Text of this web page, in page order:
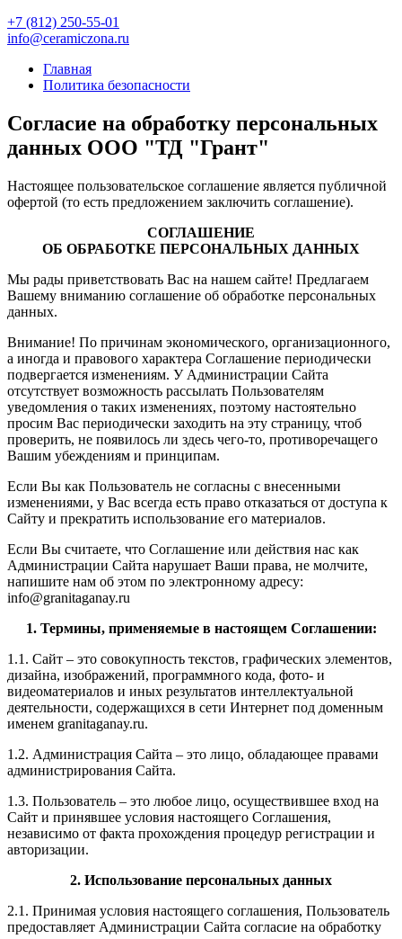
+7 (812) 250-55-01
info@ceramiczona.ru
Главная
Политика безопасности
Согласие на обработку персональных
данных ООО "ТД "Грант"
Настоящее пользовательское соглашение является публичной
офертой (то есть предложением заключить соглашение).
СОГЛАШЕНИЕ
ОБ ОБРАБОТКЕ ПЕРСОНАЛЬНЫХ ДАННЫХ
Мы рады приветствовать Вас на нашем сайте! Предлагаем
Вашему вниманию соглашение об обработке персональных
данных.
Внимание! По причинам экономического, организационного,
а иногда и правового характера Соглашение периодически
подвергается изменениям. У Администрации Сайта
отсутствует возможность рассылать Пользователям
уведомления о таких изменениях, поэтому настоятельно
просим Вас периодически заходить на эту страницу, чтоб
проверить, не появилось ли здесь чего-то, противоречащего
Вашим убеждениям и принципам.
Если Вы как Пользователь не согласны с внесенными
изменениями, у Вас всегда есть право отказаться от доступа к
Сайту и прекратить использование его материалов.
Если Вы считаете, что Соглашение или действия нас как
Администрации Сайта нарушает Ваши права, не молчите,
напишите нам об этом по электронному адресу:
info@granitaganay.ru
1. Термины, применяемые в настоящем Соглашении:
1.1. Сайт – это совокупность текстов, графических элементов,
дизайна, изображений, программного кода, фото- и
видеоматериалов и иных результатов интеллектуальной
деятельности, содержащихся в сети Интернет под доменным
именем granitaganay.ru.
1.2. Администрация Сайта – это лицо, обладающее правами
администрирования Сайта.
1.3. Пользователь – это любое лицо, осуществившее вход на
Сайт и принявшее условия настоящего Соглашения,
независимо от факта прохождения процедур регистрации и
авторизации.
2. Использование персональных данных
2.1. Принимая условия настоящего соглашения, Пользователь
предоставляет Администрации Сайта согласие на обработку